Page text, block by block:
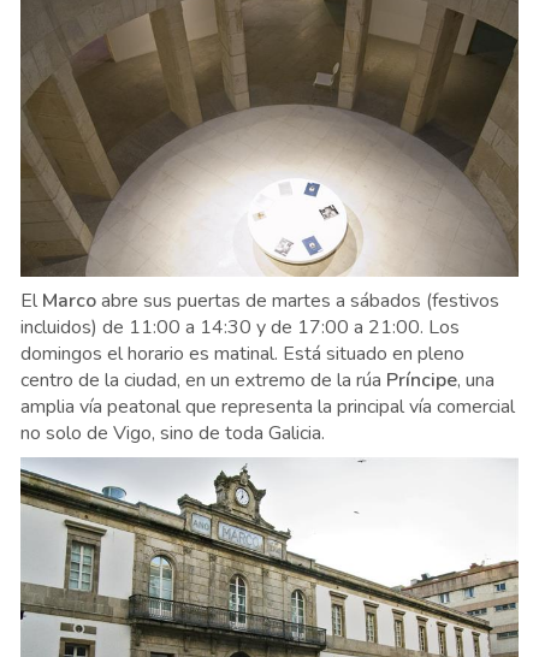
El Marcoabre sus puertas de martes a sábados (festivos
incluidos) de 11:00 a 14:30 y de 17:00 a 21:00. Los
domingos el horario es matinal. Está situado en pleno
centro de la ciudad, en un extremo de la rúa Príncipe, una
amplia vía peatonal que representa la principal vía comercial
no solo de Vigo, sino de toda Galicia.